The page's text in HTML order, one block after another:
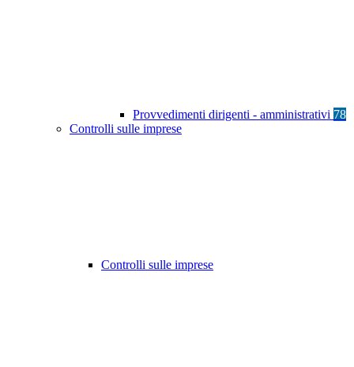
Provvedimenti dirigenti - amministrativi 78
Controlli sulle imprese
Controlli sulle imprese